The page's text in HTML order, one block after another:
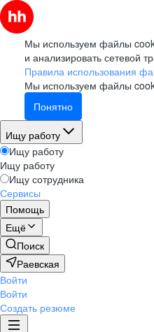
Мы используем файлы
и анализировать сетевой
Правила использования
Мы используем файлы
Понятно
Ищу работу
Ищу работу
Ищу работу
Ищу сотрудника
Сервисы
Помощь
Ещё
Поиск
Раевская
Войти
Войти
Создать резюме